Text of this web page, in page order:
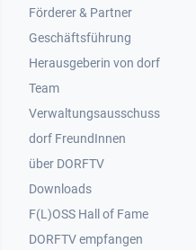
Footer 2
Förderer & Partner
Geschäftsführung
Herausgeberin von dorf
Team
Verwaltungsausschuss
dorf FreundInnen
Footer 3
über DORFTV
Downloads
F(L)OSS Hall of Fame
Footer 4
DORFTV empfangen